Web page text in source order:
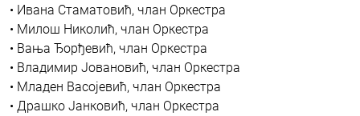
• Ивана Стаматовић, члан Оркестра
• Милош Николић, члан Оркестра
• Вања Ђорђевић, члан Оркестра
• Владимир Јовановић, члан Оркестра
• Младен Васојевић, члан Оркестра
• Драшко Јанковић, члан Оркестра